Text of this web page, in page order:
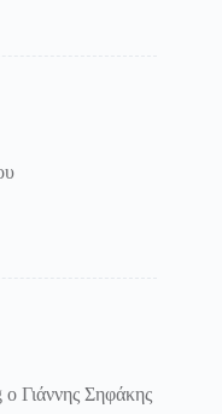
Γιάννης Σηφάκης